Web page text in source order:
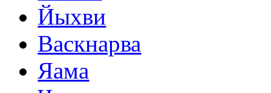
Йыхви
Васкнарва
Яама